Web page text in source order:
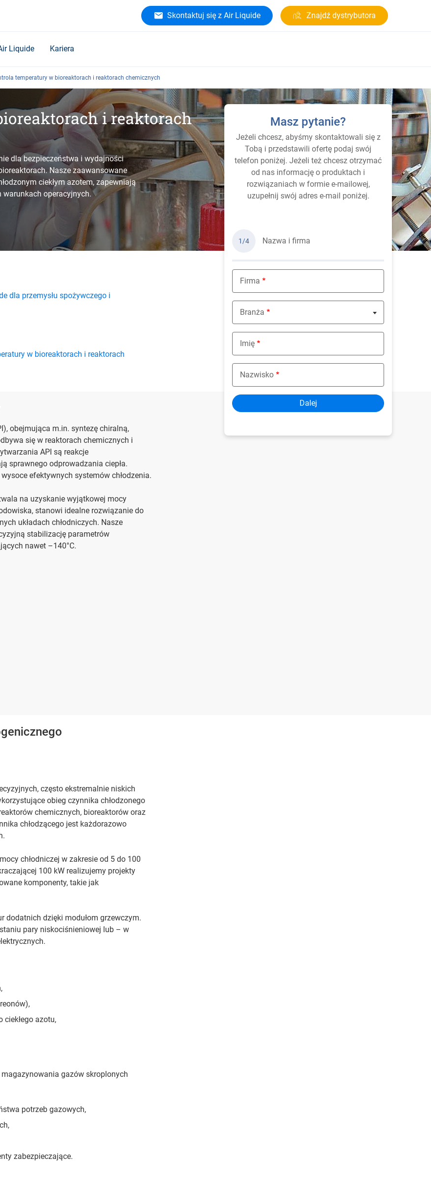
Skontaktuj się z Air Liquide Znajdź dystrybutora
Liquide Kariera
temperatury w bioreaktorach i reaktorach chemicznych
i reaktorach
dla bezpieczeństwa i wydajności
Nasze zaawansowane
ciekłym azotem, zapewniają
warunkach operacyjnych.
dla przemysłu spożywczego i
w bioreaktorach i reaktorach
obejmująca m.in. syntezę chiralną,
się w reaktorach chemicznych i
API są reakcje
sprawnego odprowadzania ciepła.
efektywnych systemów chłodzenia.
na uzyskanie wyjątkowej mocy
stanowi idealne rozwiązanie do
układach chłodniczych. Nasze
stabilizację parametrów
nawet –140°C.
często ekstremalnie niskich
obieg czynnika chłodzonego
chemicznych, bioreaktorów oraz
chłodzącego jest każdorazowo
chłodniczej w zakresie od 5 do 100
100 kW realizujemy projekty
komponenty, takie jak
dodatnich dzięki modułom grzewczym.
pary niskociśnieniowej lub – w
ciekłego azotu,
gazów skroplonych
potrzeb gazowych,
zabezpieczające.
Masz pytanie?
Jeżeli chcesz, abyśmy skontaktowali się z
Tobą i przedstawili ofertę podaj swój
telefon poniżej. Jeżeli też chcesz otrzymać
od nas informację o produktach i
rozwiązaniach w formie e-mailowej,
uzupełnij swój adres e-mail poniżej.
1/4 Nazwa i firma
Firma
Branża
Nothing selected
Imię
Nazwisko